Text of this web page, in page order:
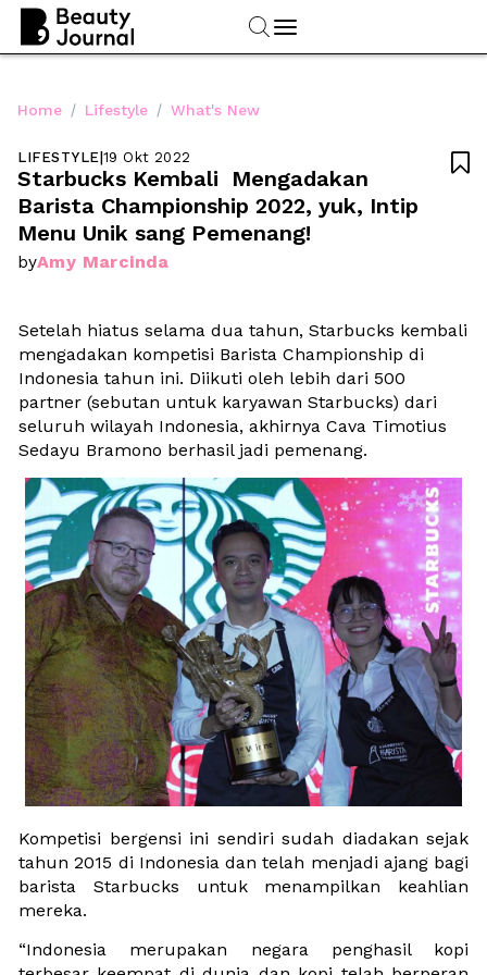
Home / Lifestyle / What's New
LIFESTYLE|19 Okt 2022
Starbucks Kembali  Mengadakan
Barista Championship 2022, yuk, Intip
Menu Unik sang Pemenang!
byAmy Marcinda

Setelah hiatus selama dua tahun, Starbucks kembali
mengadakan kompetisi Barista Championship di
Indonesia tahun ini. Diikuti oleh lebih dari 500
partner (sebutan untuk karyawan Starbucks) dari
seluruh wilayah Indonesia, akhirnya Cava Timotius
Sedayu Bramono berhasil jadi pemenang.
Kompetisi bergensi ini sendiri sudah diadakan sejak
tahun 2015 di Indonesia dan telah menjadi ajang bagi
barista Starbucks untuk menampilkan keahlian
mereka.
“Indonesia merupakan negara penghasil kopi